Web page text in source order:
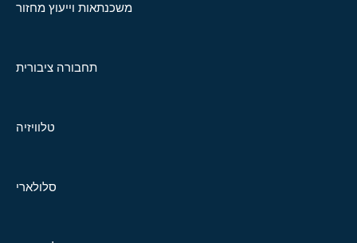
משכנתאות וייעוץ מחזור
תחבורה ציבורית
טלוויזיה
סלולארי